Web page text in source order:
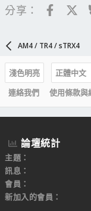
分享：
AM4 / TR4 / sTRX4
淺色明亮
正體中文
連絡我們
使用條款與
論壇統計
主題
訊息
會員
新加入的會員